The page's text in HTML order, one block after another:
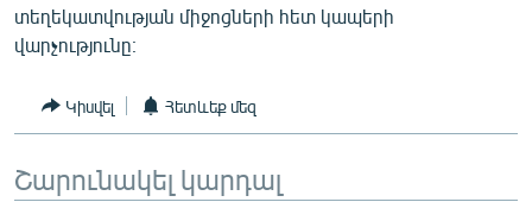
ՏԱՐԱԾԱՇՐՋԱՆ
ՄԻՋԱԶԳԱՅԻՆ
ՄՇԱԿՈՒՅԹ
ՄԵԿՆԱԲԱՆՈՒԹՅՈՒՆ
տեղեկատվության միջոցների հետ կապերի
վարչությունը։
Կիսվել Հետևեք մեզ
Շարունակել կարդալ